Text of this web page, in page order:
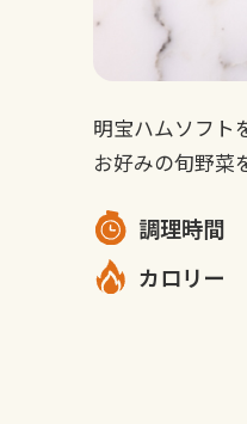
明宝ハムソフト
お好みの旬野菜
調理時間
カロリー